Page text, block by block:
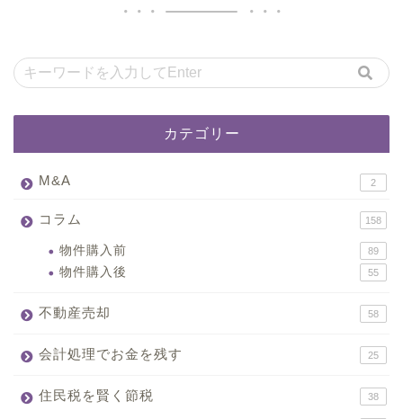
カテゴリー
M&A 2
コラム 158
物件購入前 89
物件購入後 55
不動産売却 58
会計処理でお金を残す 25
住民税を賢く節税 38